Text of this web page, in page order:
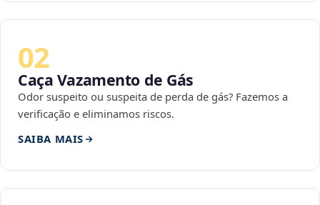
02
Caça Vazamento de Gás
Odor suspeito ou suspeita de perda de gás? Fazemos a
verificação e eliminamos riscos.
SAIBA MAIS